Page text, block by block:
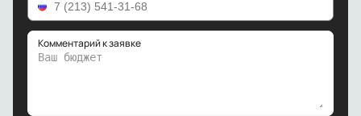
Комментарий к заявке